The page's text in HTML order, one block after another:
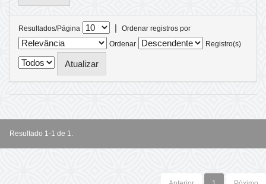
Resultados/Página |
Ordenar registros por
Ordenar
Registro(s)
Resultado 1-1 de 1.